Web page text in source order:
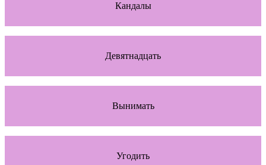
Кандалы
Девятнадцать
Вынимать
Угодить